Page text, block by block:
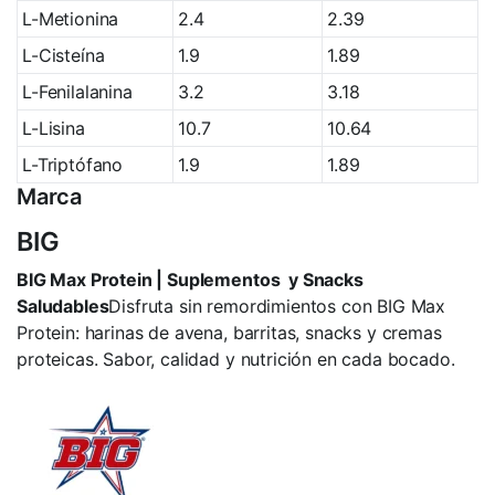
L-Metionina
2.4
2.39
L-Cisteína
1.9
1.89
L-Fenilalanina
3.2
3.18
L-Lisina
10.7
10.64
L-Triptófano
1.9 1.89
Marca
BIG
BIG Max Protein | Suplementos y Snacks
SaludablesDisfruta sin remordimientos con BIG Max
Protein: harinas de avena, barritas, snacks y cremas
proteicas. Sabor, calidad y nutrición en cada bocado.